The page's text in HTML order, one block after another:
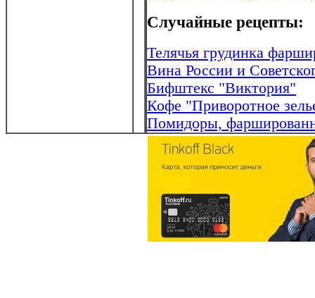
Случайные рецепты:
Телячья грудинка
Вина России и
Бифштекс "Виктория"
Кофе "Приворотное
Помидоры,